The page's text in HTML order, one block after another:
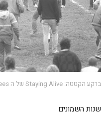
ברקע הקטטה: Staying Alive של ה Bee Gees
שנות השמונים